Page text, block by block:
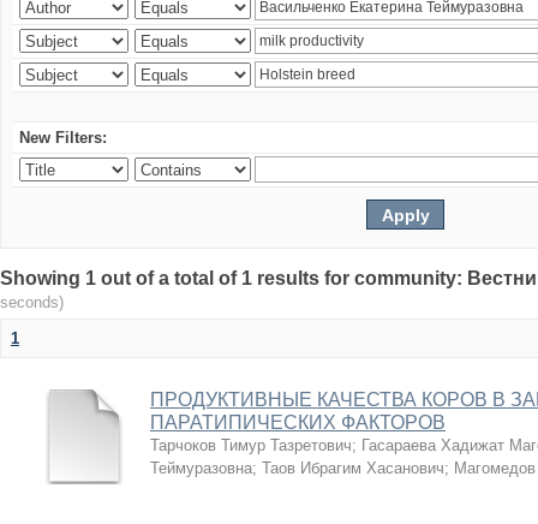
New Filters:
Showing 1 out of a total of 1 results for community:
seconds)
1
ПРОДУКТИВНЫЕ КАЧЕСТВА КОРОВ В
ПАРАТИПИЧЕСКИХ ФАКТОРОВ
Тарчоков Тимур Тазретович; Гасараева Хадижат
Теймуразовна; Таов Ибрагим Хасанович;